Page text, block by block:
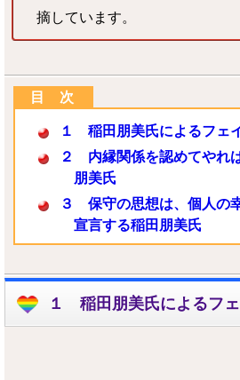
摘しています。
１ 稲田朋美氏によるフェ
２ 内縁関係を認めてやれ
朋美氏
３ 保守の思想は、個人の
宣言する稲田朋美氏
１ 稲田朋美氏によるフ